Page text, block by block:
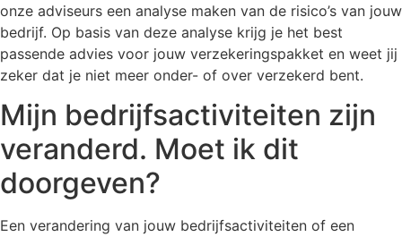
onze adviseurs een analyse maken van de risico’s van jouw
bedrijf. Op basis van deze analyse krijg je het best
passende advies voor jouw verzekeringspakket en weet jij
zeker dat je niet meer onder- of over verzekerd bent.
Mijn bedrijfsactiviteiten zijn
veranderd. Moet ik dit
doorgeven?
Een verandering van jouw bedrijfsactiviteiten of een